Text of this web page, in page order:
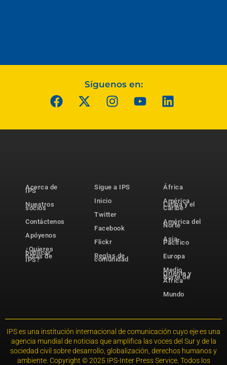
Síguenos en:
Acerca de
IPS
Nuestros
socios
Contáctenos
Apóyenos
¿Quieres
publicar
notas de
IPS?
Sigue a IPS
Inicio
Twitter
Facebook
Flickr
Reglas de
comunidad
África
América
Latina y el
Caribe
América del
Norte
Asia-
Pacífico
Europa
Medio
Oriente y
Norte de
África
Mundo
IPS es una institución internacional de comunicación cuyo eje es una
agencia mundial de noticias que amplifica las voces del Sur y de la
sociedad civil sobre desarrollo, globalización, derechos humanos y
ambiente. Copyright © 2025 IPS-Inter Press Service. Todos los